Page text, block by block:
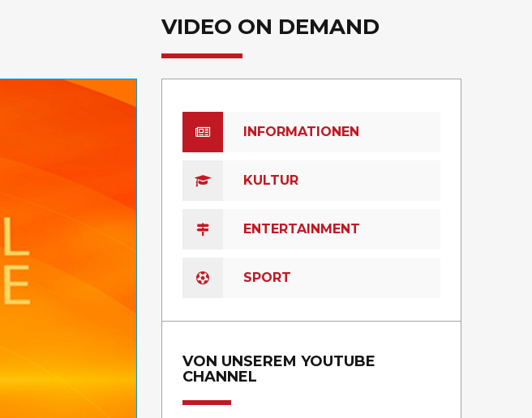
VIDEO ON DEMAND
INFORMATIONEN
KULTUR
ENTERTAINMENT
SPORT
VON UNSEREM YOUTUBE
CHANNEL